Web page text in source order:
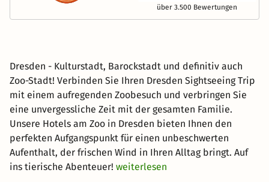
über 3.500 Bewertungen
Dresden - Kulturstadt, Barockstadt und definitiv auch
Zoo-Stadt! Verbinden Sie Ihren Dresden Sightseeing Trip
mit einem aufregenden Zoobesuch und verbringen Sie
eine unvergessliche Zeit mit der gesamten Familie.
Unsere Hotels am Zoo in Dresden bieten Ihnen den
perfekten Aufgangspunkt für einen unbeschwerten
Aufenthalt, der frischen Wind in Ihren Alltag bringt. Auf
ins tierische Abenteuer! weiterlesen